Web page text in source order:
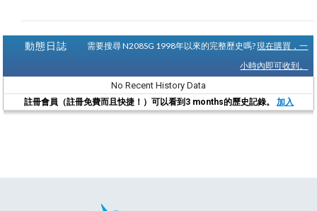
動態日誌 需要搜尋 N208SG 1998年以來的完整歷史嗎?現在購買，一
小時內即可收到。
No Recent History Data
註冊會員（註冊免費而且快捷！）可以看到3 months的歷史記錄。 加入